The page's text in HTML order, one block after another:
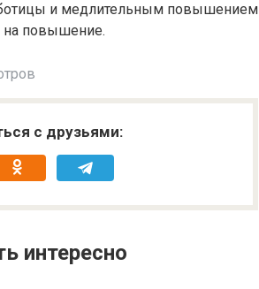
и медлительным повышением
на повышение.
с друзьями:
интересно